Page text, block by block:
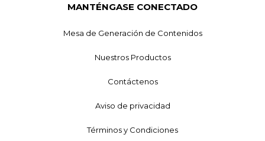
MANTÉNGASE CONECTADO
Mesa de Generación de Contenidos
Nuestros Productos
Contáctenos
Aviso de privacidad
Términos y Condiciones